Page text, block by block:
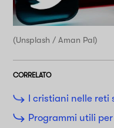
(Unsplash / Aman Pal)
CORRELATO
I cristiani nelle reti
Programmi utili